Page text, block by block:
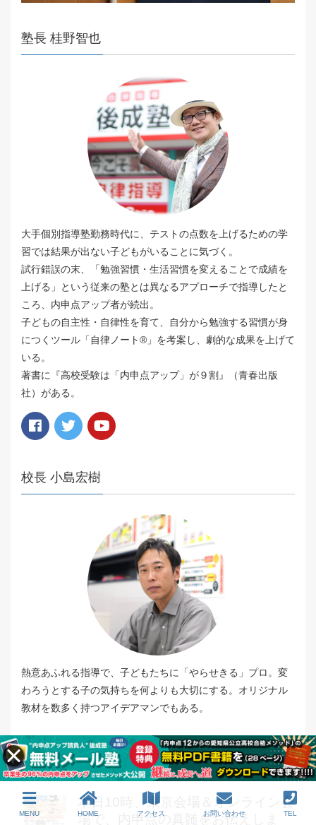
塾長 桂野智也
大手個別指導塾勤務時代に、テストの点数を上げるための学
習では結果が出ない子どもがいることに気づく。
試行錯誤の末、「勉強習慣・生活習慣を変えることで成績を
上げる」という従来の塾とは異なるアプローチで指導したと
ころ、内申点アップ者が続出。
子どもの自主性・自律性を育て、自分から勉強する習慣が身
につくツール「自律ノート®️」を考案し、劇的な成果を上げて
いる。
著書に『高校受験は「内申点アップ」が９割』（青春出版
社）がある。
校長 小島宏樹
熱意あふれる指導で、子どもたちに「やらせきる」プロ。変
わろうとする子の気持ちを何よりも大切にする。オリジナル
教材を数多く持つアイデアマンでもある。
最近の投稿
本日10時、東京会場＆オンライン会
場で、内申点の真髄をお伝えしま
MENU HOME アクセス お問い合わせ TEL